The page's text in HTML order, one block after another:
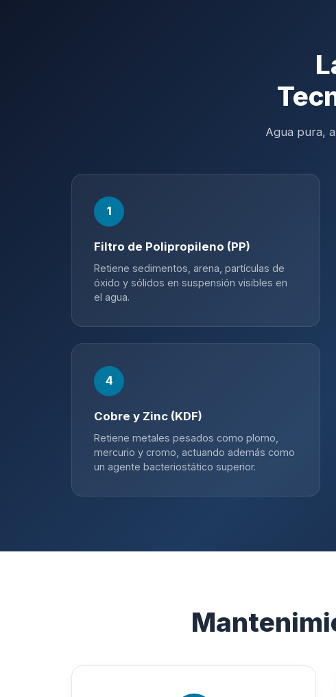
Agua pura,
1
Filtro de Polipropileno (PP)
Retiene sedimentos, arena, partículas de
óxido y sólidos en suspensión visibles en
el agua.
4
Cobre y Zinc (KDF)
Retiene metales pesados como plomo,
mercurio y cromo, actuando además como
un agente bacteriostático superior.